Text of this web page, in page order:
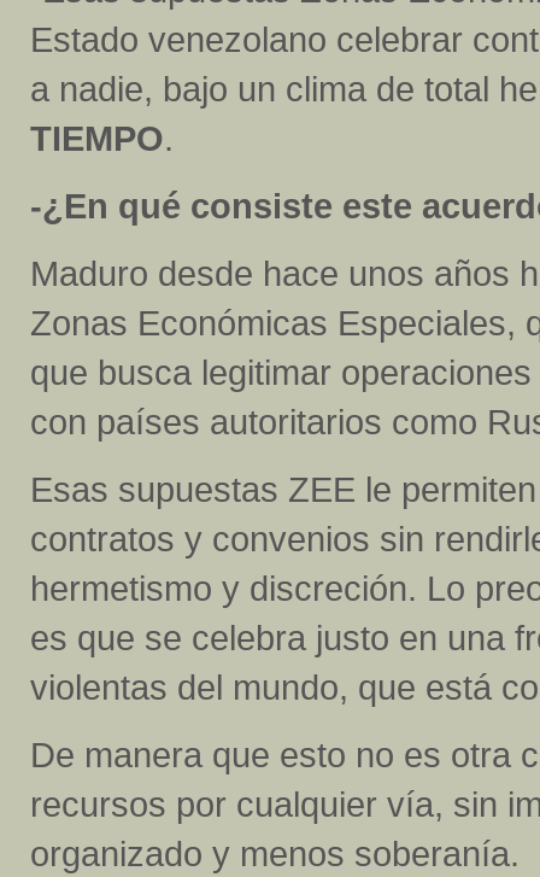
Estado venezolano celebrar
a nadie, bajo un clima de total
TIEMPO.
-¿En qué consiste este
Maduro desde hace unos años
Zonas Económicas Especiales,
que busca legitimar
con países autoritarios como
Esas supuestas ZEE le
contratos y convenios sin
hermetismo y discreción. Lo
es que se celebra justo en una
violentas del mundo, que está
De manera que esto no es otra
recursos por cualquier vía, sin
organizado y menos soberanía.